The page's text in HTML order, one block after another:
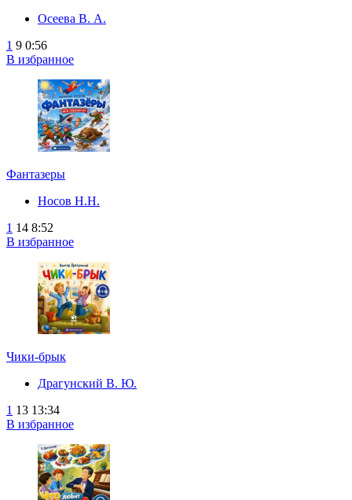
Осеева В. А.
1 9 0:56
В избранное
Фантазеры
Носов Н.Н.
1 14 8:52
В избранное
Чики-брык
Драгунский В. Ю.
1 13 13:34
В избранное